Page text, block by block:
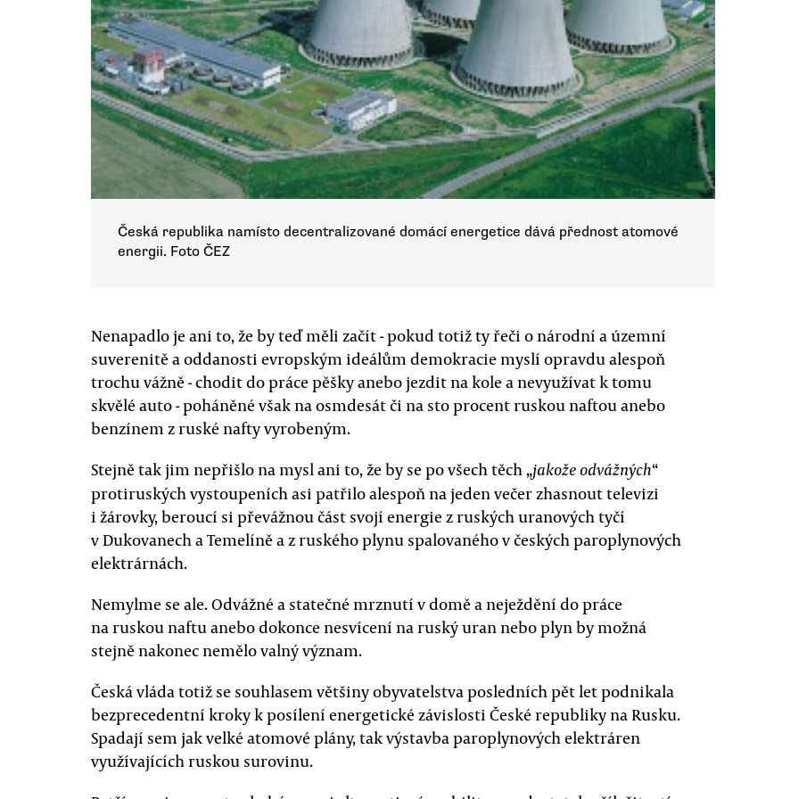
Česká republika namísto decentralizované domácí energetice dává přednost atomové
energii. Foto ČEZ
Nenapadlo je ani to, že by teď měli začít - pokud totiž ty řeči o národní a územní
suverenitě a oddanosti evropským ideálům demokracie myslí opravdu alespoň
trochu vážně - chodit do práce pěšky anebo jezdit na kole a nevyužívat k tomu
skvělé auto - poháněné však na osmdesát či na sto procent ruskou naftou anebo
benzínem z ruské nafty vyrobeným.
Stejně tak jim nepřišlo na mysl ani to, že by se po všech těch „jakože odvážných“
protiruských vystoupeních asi patřilo alespoň na jeden večer zhasnout televizi
i žárovky, beroucí si převážnou část svojí energie z ruských uranových tyčí
v Dukovanech a Temelíně a z ruského plynu spalovaného v českých paroplynových
elektrárnách.
Nemylme se ale. Odvážné a statečné mrznutí v domě a neježdění do práce
na ruskou naftu anebo dokonce nesvícení na ruský uran nebo plyn by možná
stejně nakonec nemělo valný význam.
Česká vláda totiž se souhlasem většiny obyvatelstva posledních pět let podnikala
bezprecedentní kroky k posílení energetické závislosti České republiky na Rusku.
Spadají sem jak velké atomové plány, tak výstavba paroplynových elektráren
využívajících ruskou surovinu.